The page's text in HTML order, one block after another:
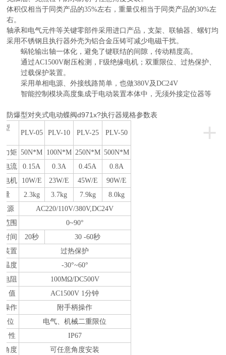
体积仅相当于同类产品的35%左右，重量仅相当于同类产品的30%左
右。
轴承和电气元件等关键零部件采用进口产品，支架、联轴器、螺钉均
采用不锈钢且执行器外壳为铝合金压铸可减少电磁干扰。
蜗轮输出轴一体化，避免了键联结的间隙，传动精度高。
通过AC1500V耐压检测，F级绝缘电机；双重限位、过热保护、
过载保护装置。
采用单相电源、外接线路简单，也做380V及DC24V
智能控制模块高度集成于电动装置本体中，无须外接定位器等
防爆型对夹式电动蝶阀d971x?执行器规格参数表
+
型
PLV-05 PLV-10 PLV-25 PLV-50
力矩 50N*M 100N*M 250N*M 500N*M
电流
0.15A 0.3A 0.45A
0.8A
电机
10W/E 23W/E 45W/E
90W/E
量
2.3kg 3.7kg 7.9kg 8.0kg
源
AC220/110V/380V,DC24V
范围
0~90°
时间
20秒 30-60秒
装置
过热保护
温度
-30°~60°
电阻
100MΩ/DC500V
值
AC1500V 1分钟
操作
附手柄操作
位
电气、机械二重限位
性
IP67
角度
可任意角度安装